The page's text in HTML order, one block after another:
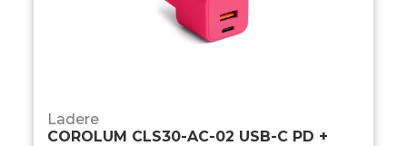
Ladere
COROLUM CLS30-AC-02 USB-C PD +